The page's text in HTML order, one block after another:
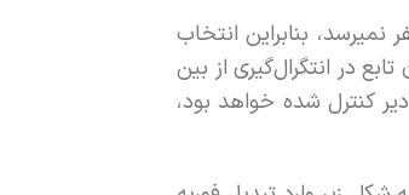
نمیرسد، بنابراین انتخاب
در انتگرال‌گیری از بین
کنترل شده خواهد بود،